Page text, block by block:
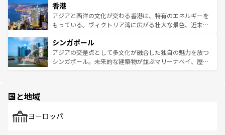
とつ。フォーやバインミー、ベトナムコーヒーなどは、ぜ
ひ現地で味わいたい。どの地域を訪れてもあたたかい人々
が旅行者を迎えてくれるので、きっと忘れられない旅にな
参照してほしい。
の活気が交差している。北部ではチェンマイなどの山岳地
帯で自然と触れ合い、南部ではプーケットやクラビの美し
いビーチでリゾート気分を楽しむことができる。タイ料理
激する。気候は一年中温暖で、どの季節にも異なる楽しみ
が待っている。親しみやすいタイの人々、仏教を中心とし
た文化、そして多様な観光資源が、訪れる旅人を魅了し続
香港
アジアと西洋の文化が交わる香港は、特有のエネルギーを
もっている。ヴィクトリア湾に広がる壮大な景色、近未来
み、どこを訪れても感動するはず。観光スポットが密集し
ており、効率よく見どころを回れるのも魅力。息をのむよ
うな絶景から文化的な体験まで、香港を存分に楽しみ尽く
シンガポール
アジアの交差点として多文化が融合した独自の魅力を放つ
シンガポール。未来的な建築物が並ぶマリーナベイ、歴史
で、ホーカーズは地元の風情を楽しめる外せないスポット
国と地域
ヨーロッパ